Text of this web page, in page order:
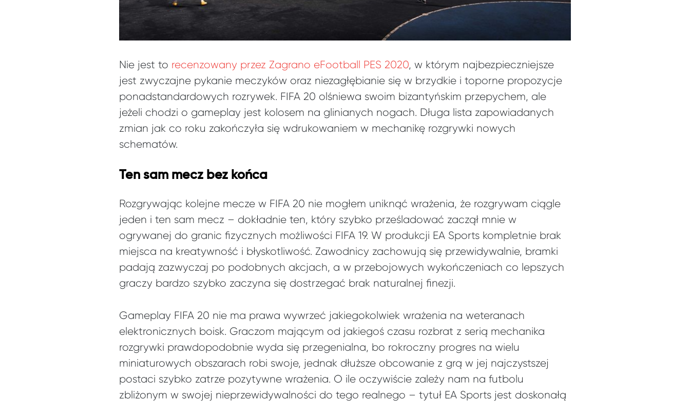
Nie jest to recenzowany przez Zagrano eFootball PES 2020, w którym najbezpieczniejsze
jest zwyczajne pykanie meczyków oraz niezagłębianie się w brzydkie i toporne propozycje
ponadstandardowych rozrywek. FIFA 20 olśniewa swoim bizantyńskim przepychem, ale
jeżeli chodzi o gameplay jest kolosem na glinianych nogach. Długa lista zapowiadanych
zmian jak co roku zakończyła się wdrukowaniem w mechanikę rozgrywki nowych
schematów.
Ten sam mecz bez końca
Rozgrywając kolejne mecze w FIFA 20 nie mogłem uniknąć wrażenia, że rozgrywam ciągle
jeden i ten sam mecz – dokładnie ten, który szybko prześladować zaczął mnie w
ogrywanej do granic fizycznych możliwości FIFA 19. W produkcji EA Sports kompletnie brak
miejsca na kreatywność i błyskotliwość. Zawodnicy zachowują się przewidywalnie, bramki
padają zazwyczaj po podobnych akcjach, a w przebojowych wykończeniach co lepszych
graczy bardzo szybko zaczyna się dostrzegać brak naturalnej finezji.
Gameplay FIFA 20 nie ma prawa wywrzeć jakiegokolwiek wrażenia na weteranach
elektronicznych boisk. Graczom mającym od jakiegoś czasu rozbrat z serią mechanika
rozgrywki prawdopodobnie wyda się przegenialna, bo rokroczny progres na wielu
miniaturowych obszarach robi swoje, jednak dłuższe obcowanie z grą w jej najczystszej
postaci szybko zatrze pozytywne wrażenia. O ile oczywiście zależy nam na futbolu
zbliżonym w swojej nieprzewidywalności do tego realnego – tytuł EA Sports jest doskonałą